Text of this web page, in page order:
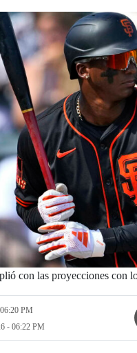
con las proyecciones con
PM
- 06:22 PM